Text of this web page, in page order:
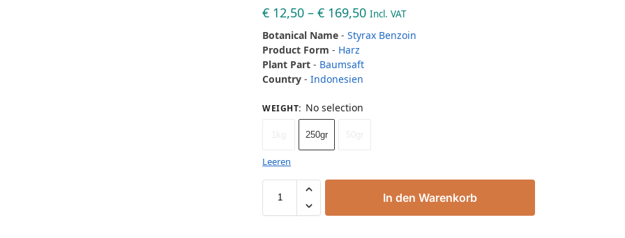
€ 12,50 –€ 169,50 Incl. VAT
Botanical Name -Styrax Benzoin
Product Form - Harz
Plant Part - Baumsaft
Country -Indonesien
WEIGHT: No selection
250gr
Leeren
In den Warenkorb